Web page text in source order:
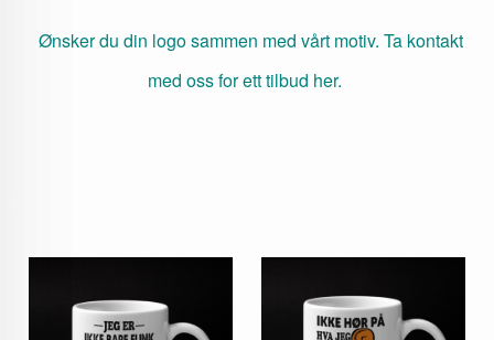
Ønsker du din logo sammen med vårt motiv. Ta kontakt
med oss for ett tilbud her.